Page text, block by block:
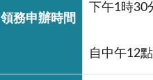
領務申辦時間
下午1時30
自中午12